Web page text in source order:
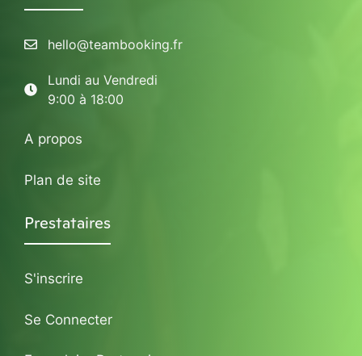
hello@teambooking.fr
Lundi au Vendredi
9:00 à 18:00
A propos
Plan de site
Prestataires
S'inscrire
Se Connecter